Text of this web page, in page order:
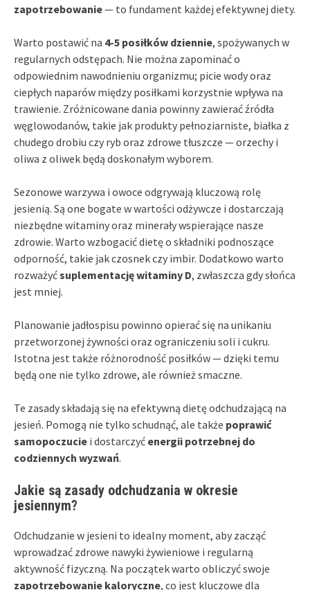
zapotrzebowanie— to fundament każdej efektywnej diety.
Warto postawić na 4-5 posiłków dziennie, spożywanych w
regularnych odstępach. Nie można zapominać o
odpowiednim nawodnieniu organizmu; picie wody oraz
ciepłych naparów między posiłkami korzystnie wpływa na
trawienie. Zróżnicowane dania powinny zawierać źródła
węglowodanów, takie jak produkty pełnoziarniste, białka z
chudego drobiu czy ryb oraz zdrowe tłuszcze — orzechy i
oliwa z oliwek będą doskonałym wyborem.
Sezonowe warzywa i owoce odgrywają kluczową rolę
jesienią. Są one bogate w wartości odżywcze i dostarczają
niezbędne witaminy oraz minerały wspierające nasze
zdrowie. Warto wzbogacić dietę o składniki podnoszące
odporność, takie jak czosnek czy imbir. Dodatkowo warto
rozważyćsuplementację witaminy D, zwłaszcza gdy słońca
jest mniej.
Planowanie jadłospisu powinno opierać się na unikaniu
przetworzonej żywności oraz ograniczeniu soli i cukru.
Istotna jest także różnorodność posiłków — dzięki temu
będą one nie tylko zdrowe, ale również smaczne.
Te zasady składają się na efektywną dietę odchudzającą na
jesień. Pomogą nie tylko schudnąć, ale także poprawić
samopoczucie i dostarczyć energii potrzebnej do
codziennych wyzwań.
Jakie są zasady odchudzania w okresie
jesiennym?
Odchudzanie w jesieni to idealny moment, aby zacząć
wprowadzać zdrowe nawyki żywieniowe i regularną
aktywność fizyczną. Na początek warto obliczyć swoje
zapotrzebowanie kaloryczne, co jest kluczowe dla